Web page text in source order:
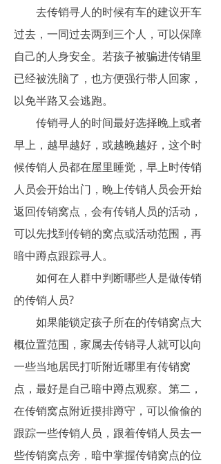
去传销寻人的时候有车的建议开车
过去，一同过去两到三个人，可以保障
自己的人身安全。若孩子被骗进传销里
已经被洗脑了，也方便强行带人回家，
以免半路又会逃跑。
传销寻人的时间最好选择晚上或者
早上，越早越好，或越晚越好，这个时
候传销人员都在屋里睡觉，早上时传销
人员会开始出门，晚上传销人员会开始
返回传销窝点，会有传销人员的活动，
可以先找到传销的窝点或活动范围，再
暗中蹲点跟踪寻人。
如何在人群中判断哪些人是做传销
的传销人员?
如果能锁定孩子所在的传销窝点大
概位置范围，家属去传销寻人就可以向
一些当地居民打听附近哪里有传销窝
点，最好是自己暗中蹲点观察。第二，
在传销窝点附近摸排蹲守，可以偷偷的
跟踪一些传销人员，跟着传销人员去一
些传销窝点旁，暗中掌握传销窝点的位